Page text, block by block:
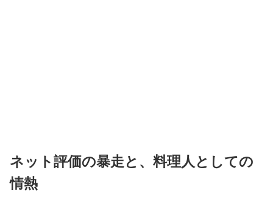
ネット評価の暴走と、料理人としての
情熱